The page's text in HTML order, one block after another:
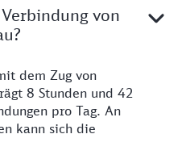
von
dem Zug von
8 Stunden und 42
pro Tag. An
kann sich die